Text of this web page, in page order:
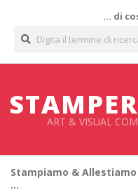
contenuto
… di
ART & VISUAL
Stampiamo &
…